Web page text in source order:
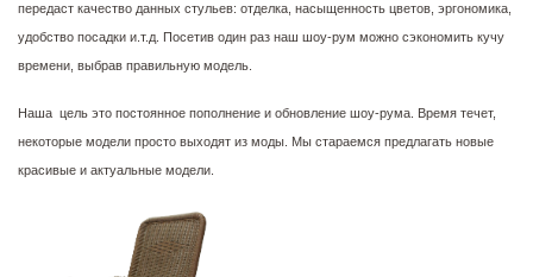
передаст качество данных стульев: отделка, насыщенность цветов, эргономика,
удобство посадки и.т.д. Посетив один раз наш шоу-рум можно сэкономить кучу
времени, выбрав правильную модель.
Наша цель это постоянное пополнение и обновление шоу-рума. Время течет,
некоторые модели просто выходят из моды. Мы стараемся предлагать новые
красивые и актуальные модели.